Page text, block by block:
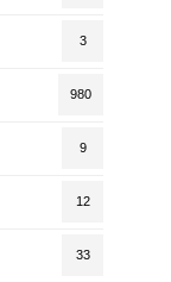
3
980
9
12
33